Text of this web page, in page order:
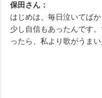
保田さん：
はじめは、毎日泣いてば
少し自信もあったんです
ったら、私より歌がうま